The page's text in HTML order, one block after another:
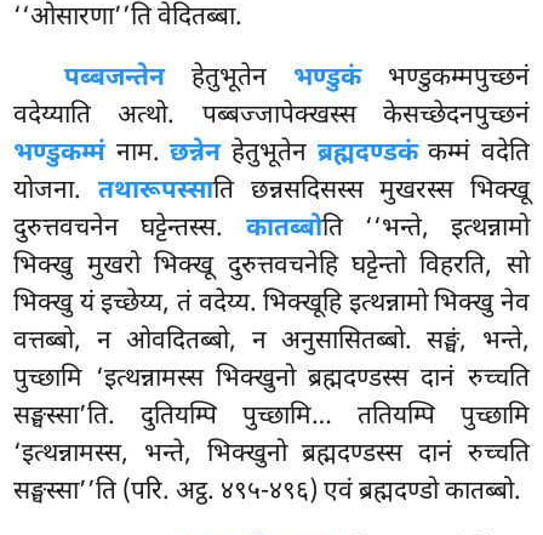
‘‘ओसारणा’’ति वेदितब्बा.
पब्बजन्तेनहेतुभूतेन भण्डुकंभण्डुकम्मपुच्छनं
वदेय्याति अत्थो. पब्बज्जापेक्खस्स केसच्छेदनपुच्छनं
भण्डुकम्मं नाम.छन्नेनहेतुभूतेन ब्रह्मदण्डकंकम्मं वदेति
योजना. तथारूपस्साति छन्नसदिसस्स मुखरस्स भिक्खू
दुरुत्तवचनेन घट्टेन्तस्स. कातब्बोति ‘‘भन्ते, इत्थन्नामो
भिक्खु मुखरो भिक्खू दुरुत्तवचनेहि घट्टेन्तो विहरति, सो
भिक्खु यं इच्छेय्य, तं वदेय्य. भिक्खूहि इत्थन्नामो भिक्खु नेव
वत्तब्बो, न ओवदितब्बो, न अनुसासितब्बो. सङ्घं, भन्ते,
पुच्छामि ‘इत्थन्नामस्स भिक्खुनो ब्रह्मदण्डस्स दानं रुच्चति
सङ्घस्सा’ति. दुतियम्पि पुच्छामि… ततियम्पि पुच्छामि
‘इत्थन्नामस्स, भन्ते, भिक्खुनो ब्रह्मदण्डस्स दानं रुच्चति
सङ्घस्सा’’ति (परि. अट्ठ. ४९५-४९६) एवं ब्रह्मदण्डो कातब्बो.